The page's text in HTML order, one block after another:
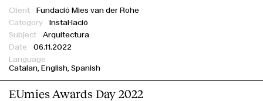
Fundació Mies van der Rohe
Instal·lació
Arquitectura
06.11.2022
Catalan English Spanish
EUmies Awards Day 2022